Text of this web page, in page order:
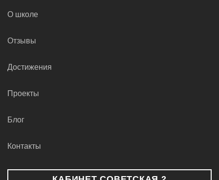
О школе
Отзывы
Достижения
Проекты
Блог
Контакты